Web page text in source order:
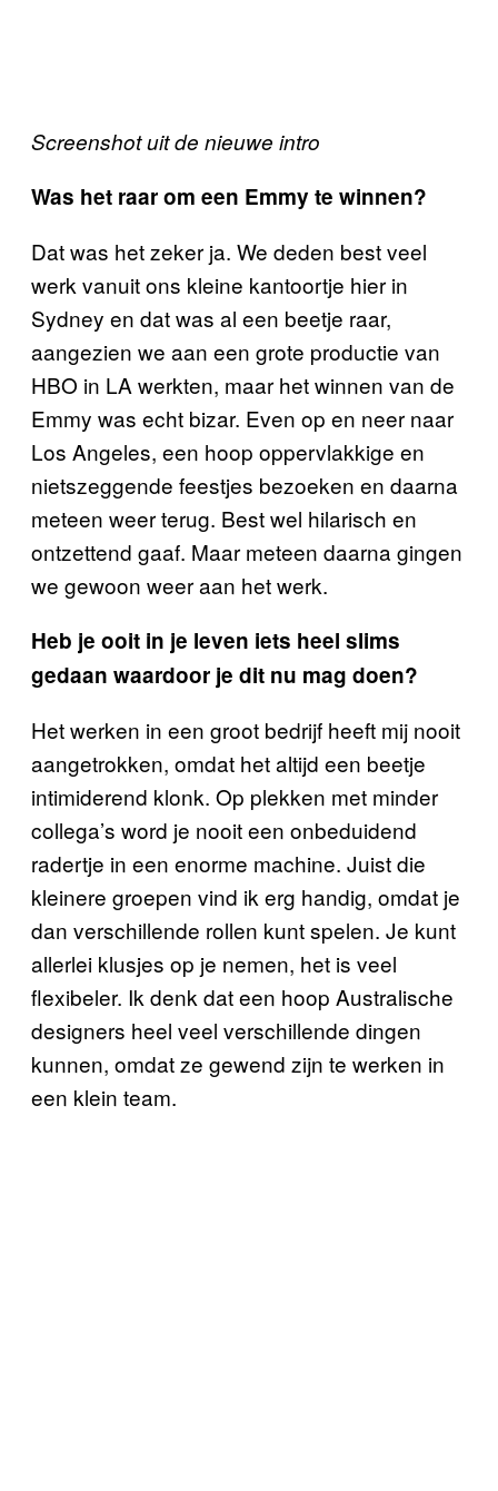
Screenshot uit de nieuwe intro
Was het raar om een Emmy te winnen?
Dat was het zeker ja. We deden best veel
werk vanuit ons kleine kantoortje hier in
Sydney en dat was al een beetje raar,
aangezien we aan een grote productie van
HBO in LA werkten, maar het winnen van de
Emmy was echt bizar. Even op en neer naar
Los Angeles, een hoop oppervlakkige en
nietszeggende feestjes bezoeken en daarna
meteen weer terug. Best wel hilarisch en
ontzettend gaaf. Maar meteen daarna gingen
we gewoon weer aan het werk.
Heb je ooit in je leven iets heel slims
gedaan waardoor je dit nu mag doen?
Het werken in een groot bedrijf heeft mij nooit
aangetrokken, omdat het altijd een beetje
intimiderend klonk. Op plekken met minder
collega’s word je nooit een onbeduidend
radertje in een enorme machine. Juist die
kleinere groepen vind ik erg handig, omdat je
dan verschillende rollen kunt spelen. Je kunt
allerlei klusjes op je nemen, het is veel
flexibeler. Ik denk dat een hoop Australische
designers heel veel verschillende dingen
kunnen, omdat ze gewend zijn te werken in
een klein team.